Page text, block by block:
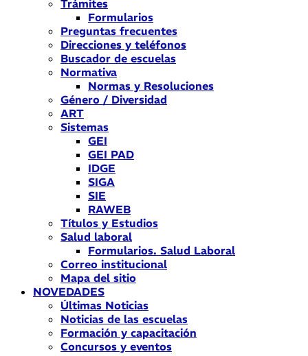
Trámites
Formularios
Preguntas frecuentes
Direcciones y teléfonos
Buscador de escuelas
Normativa
Normas y Resoluciones
Género / Diversidad
ART
Sistemas
GEI
GEI PAD
IDGE
SIGA
SIE
RAWEB
Títulos y Estudios
Salud laboral
Formularios. Salud Laboral
Correo institucional
Mapa del sitio
NOVEDADES
Últimas Noticias
Noticias de las escuelas
Formación y capacitación
Concursos y eventos